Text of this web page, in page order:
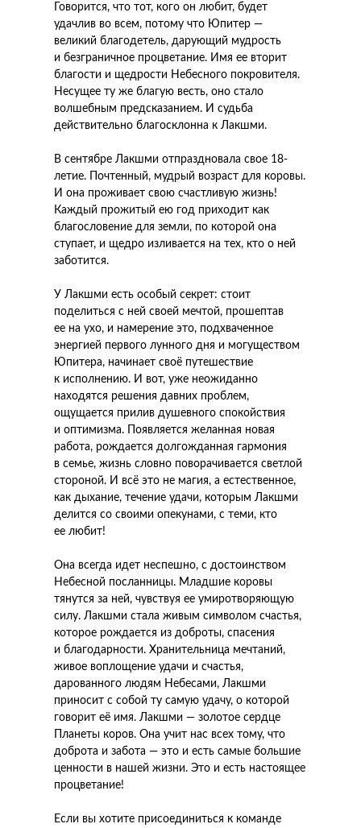
Говорится, что тот, кого он любит, будет
удачлив во всем, потому что Юпитер —
великий благодетель, дарующий мудрость
и безграничное процветание. Имя ее вторит
благости и щедрости Небесного покровителя.
Несущее ту же благую весть, оно стало
волшебным предсказанием. И судьба
действительно благосклонна к Лакшми.
В сентябре Лакшми отпраздновала свое 18-
летие. Почтенный, мудрый возраст для коровы.
И она проживает свою счастливую жизнь!
Каждый прожитый ею год приходит как
благословение для земли, по которой она
ступает, и щедро изливается на тех, кто о ней
заботится.
У Лакшми есть особый секрет: стоит
поделиться с ней своей мечтой, прошептав
ее на ухо, и намерение это, подхваченное
энергией первого лунного дня и могуществом
Юпитера, начинает своё путешествие
к исполнению. И вот, уже неожиданно
находятся решения давних проблем,
ощущается прилив душевного спокойствия
и оптимизма. Появляется желанная новая
работа, рождается долгожданная гармония
в семье, жизнь словно поворачивается светлой
стороной. И всё это не магия, а естественное,
как дыхание, течение удачи, которым Лакшми
делится со своими опекунами, с теми, кто
ее любит!
Она всегда идет неспешно, с достоинством
Небесной посланницы. Младшие коровы
тянутся за ней, чувствуя ее умиротворяющую
силу. Лакшми стала живым символом счастья,
которое рождается из доброты, спасения
и благодарности. Хранительница мечтаний,
живое воплощение удачи и счастья,
дарованного людям Небесами, Лакшми
приносит с собой ту самую удачу, о которой
говорит её имя. Лакшми — золотое сердце
Планеты коров. Она учит нас всех тому, что
доброта и забота — это и есть самые большие
ценности в нашей жизни. Это и есть настоящее
процветание!
Если вы хотите присоединиться к команде